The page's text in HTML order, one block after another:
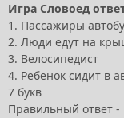
Игра Словоед
1. Пассажиры
2. Люди едут на
3. Велосипедист
4. Ребенок сидит в
7 букв
Правильный ответ